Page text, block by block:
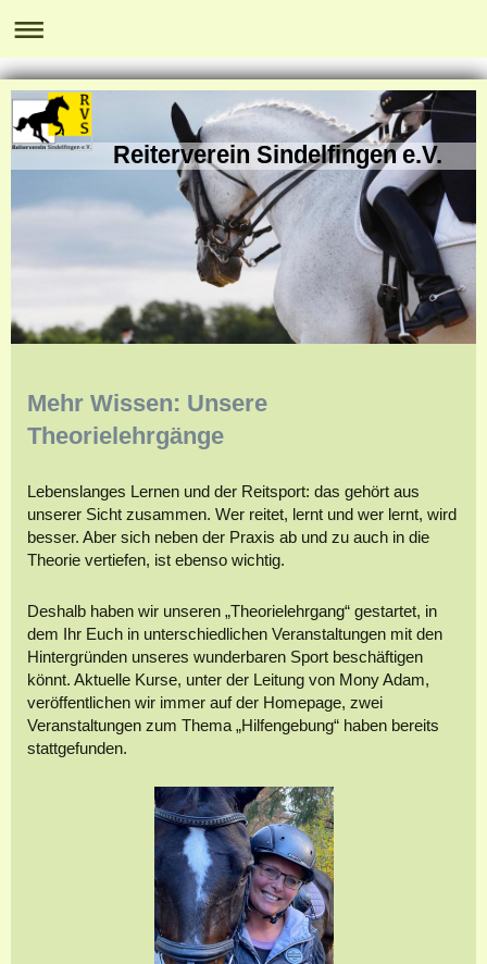
Reiterverein Sindelfingen e.V.
Mehr Wissen: Unsere
Theorielehrgänge
Lebenslanges Lernen und der Reitsport: das gehört aus
unserer Sicht zusammen. Wer reitet, lernt und wer lernt, wird
besser. Aber sich neben der Praxis ab und zu auch in die
Theorie vertiefen, ist ebenso wichtig.
Deshalb haben wir unseren „Theorielehrgang“ gestartet, in
dem Ihr Euch in unterschiedlichen Veranstaltungen mit den
Hintergründen unseres wunderbaren Sport beschäftigen
könnt. Aktuelle Kurse, unter der Leitung von Mony Adam,
veröffentlichen wir immer auf der Homepage, zwei
Veranstaltungen zum Thema „Hilfengebung“ haben bereits
stattgefunden.